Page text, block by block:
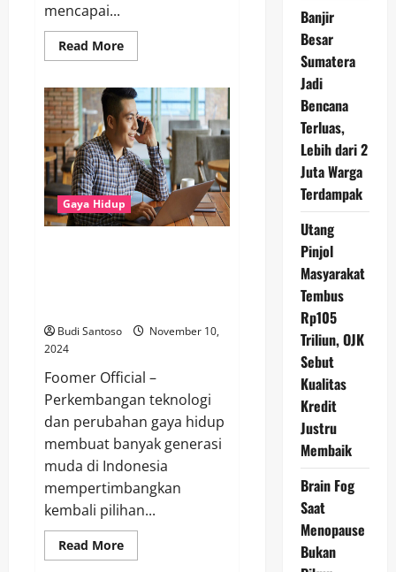
mencapai...
Read MoreRead
more
Keluar
Modal
Asing
Capai
Rp
10,23
Triliun,
Apa
Dampaknya
Bagi
Perekonomian
Indonesia?
Gaya Hidup
Budi Santoso
November 10,
2024
Foomer Official –
Perkembangan teknologi
dan perubahan gaya hidup
membuat banyak generasi
muda di Indonesia
mempertimbangkan
kembali pilihan...
Read MoreRead
more
Banjir
Besar
Sumatera
Jadi
Bencana
Terluas,
Lebih dari 2
Juta Warga
Terdampak
Utang
Pinjol
Masyarakat
Tembus
Rp105
Triliun, OJK
Sebut
Kualitas
Kredit
Justru
Membaik
Brain Fog
Saat
Menopause
Bukan